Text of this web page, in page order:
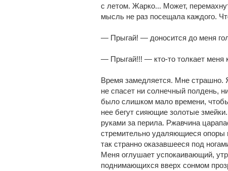
с летом. Жарко... Может,
мысль не раз посещала каждого.
— Прыгай! — доносится до меня
— Прыгай!!! — кто-то толкает меня
Время замедляется. Мне страшно.
не спасет ни солнечный полдень,
было слишком мало времени,
нее бегут сияющие золотые
руками за перила. Ржавчина
стремительно удаляющиеся опоры
так странно оказавшееся под
Меня оглушает успокаивающий,
поднимающихся вверх сонмом